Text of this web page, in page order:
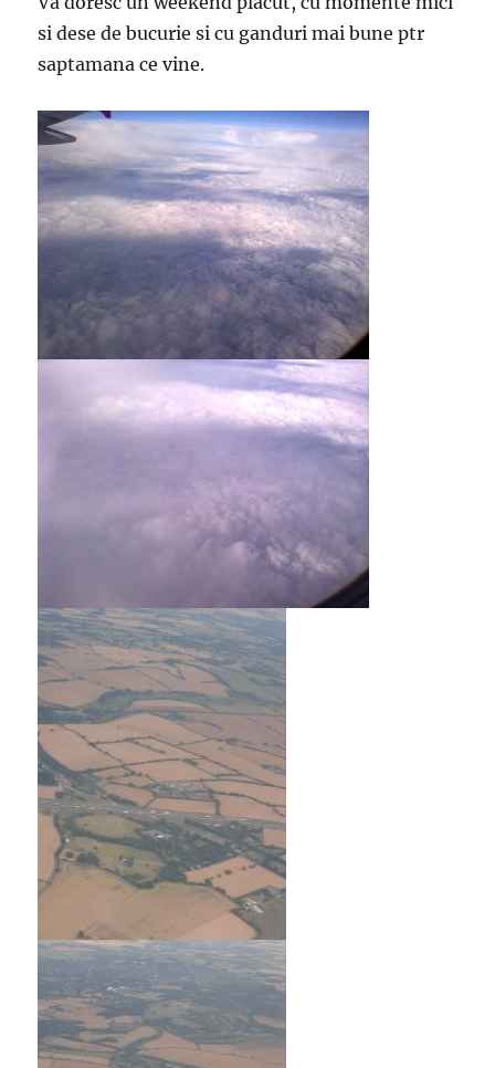
si dese de bucurie si cu ganduri mai bune ptr
saptamana ce vine.